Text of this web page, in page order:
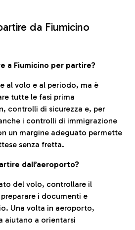
da Fiumicino
a Fiumicino per partire?
al volo e al periodo, ma è
tutte le fasi prima
controlli di sicurezza e, per
i controlli di immigrazione
un margine adeguato permette
senza fretta.
dall’aeroporto?
del volo, controllare il
i documenti e
Una volta in aeroporto,
aiutano a orientarsi